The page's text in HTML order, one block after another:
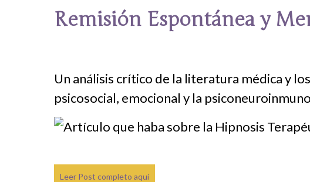
Remisión Espontánea y
Un análisis crítico de la literatura médica y
psicosocial, emocional y la
Leer Post completo aquí